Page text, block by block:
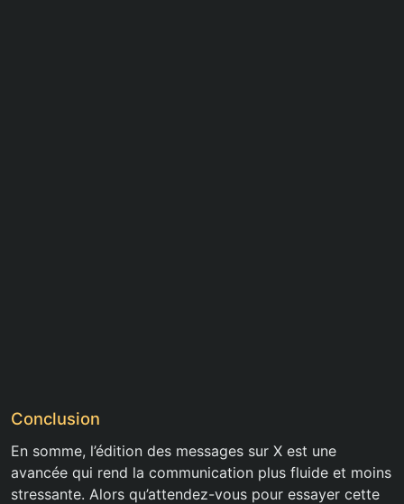
Conclusion
En somme, l’édition des messages sur X est une
avancée qui rend la communication plus fluide et moins
stressante. Alors qu’attendez-vous pour essayer cette